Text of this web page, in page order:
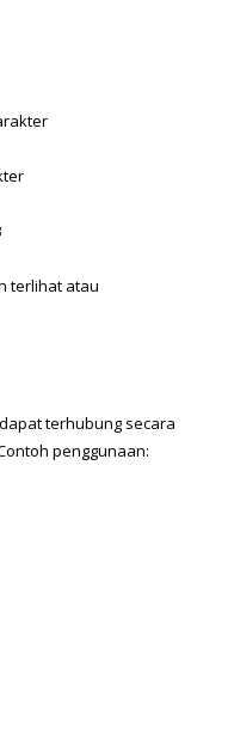
terlihat atau
terhubung secara
penggunaan: